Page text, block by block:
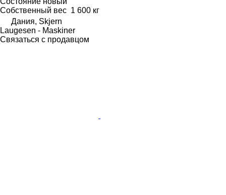
Собственный вес 1 600 кг
Дания, Skjern
Laugesen - Maskiner
Связаться с продавцом